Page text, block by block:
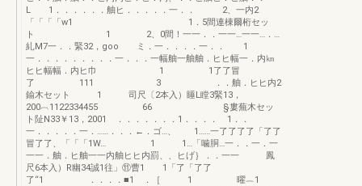
L 1．．．．．．舳ヒ．．．．．一．． 2、一内2
「「「「w1 1．5間連棟爾桁セッ
ト 1 2、0間！一一．．一一…一一…．…
糺M7一．．緊32，goo ミ．一．．．．一．． 1
一．．．．．．．．．一．．．一幅舳一舳舳．ヒヒ幅一．内㎞
ヒヒ幅幅．内ヒ巾 1 1了了冒
了 111 3 ．．舳．ヒヒ内2
鍮木セット 1 司尺〔2本入）睡L瞠3緊13，
200︹1122334455 66 §婁蕪木セッ
ト阯N33￥13，2001 ．．．．．．．1．．．． 1．．
一．．．．．一．……．．．←．ゴ…、 1……一了了了了「了了
冒了了、「「「1W… 1 1…「噛胴…一．．一．一
一一．舳．ヒ舳一一内舳ヒヒ内罰、、ヒげ｝．．一一 鳳
尺6本入）R幽34誠1往」⑪曹1 1「了「了了
了“1 ．．．．■1 ．［ 1 曜︷1